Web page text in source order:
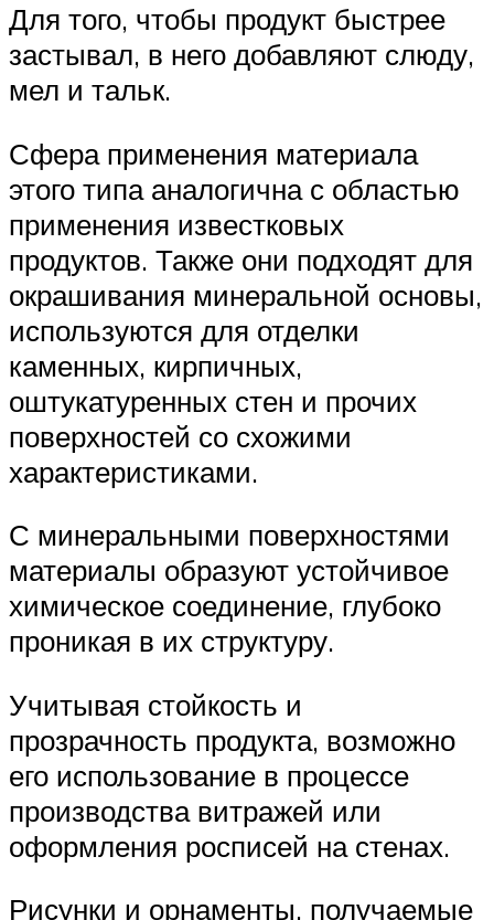
Для того, чтобы продукт быстрее
застывал, в него добавляют слюду,
мел и тальк.
Сфера применения материала
этого типа аналогична с областью
применения известковых
продуктов. Также они подходят для
окрашивания минеральной основы,
используются для отделки
каменных, кирпичных,
оштукатуренных стен и прочих
поверхностей со схожими
характеристиками.
С минеральными поверхностями
материалы образуют устойчивое
химическое соединение, глубоко
проникая в их структуру.
Учитывая стойкость и
прозрачность продукта, возможно
его использование в процессе
производства витражей или
оформления росписей на стенах.
Рисунки и орнаменты, получаемые